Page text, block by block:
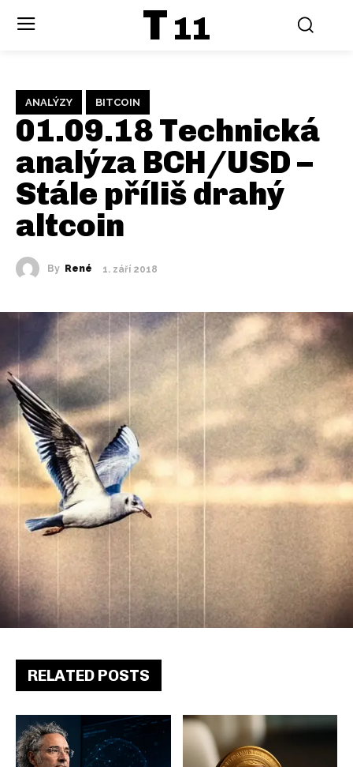
T 11
ANALÝZY BITCOIN
01.09.18 Technická
analýza BCH/USD –
Stále příliš drahý
altcoin
By René 1. září 2018
RELATED POSTS